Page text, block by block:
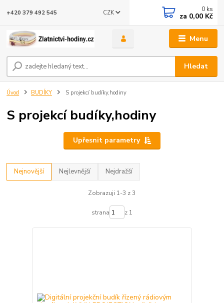
Menu
CZK
Hledat
+420 379 492 545 0 ks
za 0,00 Kč
Úvod BUDÍKY S projekcí budíky,hodiny
S projekcí budíky,hodiny
Upřesnit parametry
Nejnovější Nejlevnější Nejdražší
Zobrazuji 1-3 z 3
strana z 1